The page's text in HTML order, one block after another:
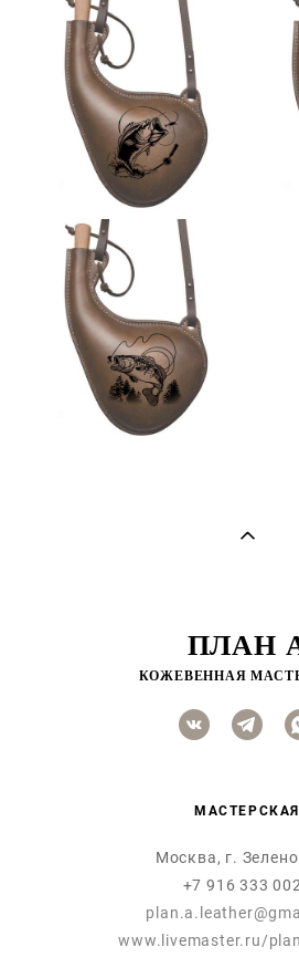
ПЛАН
КОЖЕВЕННАЯ
МАСТЕРСКАЯ
Москва, г.
+7 916 333
www.livemaster.ru/